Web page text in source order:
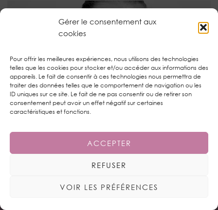
Gérer le consentement aux
cookies
Pour offrir les meilleures expériences, nous utilisons des technologies
telles que les cookies pour stocker et/ou accéder aux informations des
appareils. Le fait de consentir à ces technologies nous permettra de
traiter des données telles que le comportement de navigation ou les
ID uniques sur ce site. Le fait de ne pas consentir ou de retirer son
consentement peut avoir un effet négatif sur certaines
caractéristiques et fonctions.
ACCEPTER
REFUSER
VOIR LES PRÉFÉRENCES
MONDAY SHADOW CHALLENGE : ABSTRACT GREY